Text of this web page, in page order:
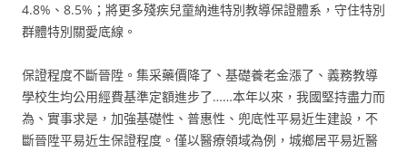
4.8%、8.5%；將更多殘疾兒童納進特別教導保證體系，守住特別
群體特別關愛底線。
保證程度不斷晉陞。集采藥價降了、基礎養老金漲了、義務教導
學校生均公用經費基準定額進步了……本年以來，我國堅持盡力而
為、實事求是，加強基礎性、普惠性、兜底性平易近生建設，不
斷晉陞平易近生保證程度。僅以醫療領域為例，城鄉居平易近醫